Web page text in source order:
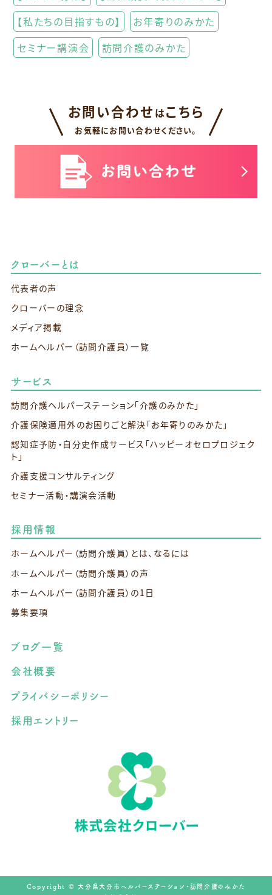
【私たちの目指すもの】
お年寄りのみかた
セミナー講演会
訪問介護のみかた
お問い合わせ はこちら
お気軽にお問い合わせください。
クローバーとは
代表者の声
クローバーの理念
メディア掲載
ホームヘルパー（訪問介護員）一覧
サービス
訪問介護ヘルパーステーション「介護のみかた」
介護保険適用外のお困りごと解決 「お年寄りのみかた」
認知症予防・自分史作成サービス 「ハッピーオセロプロジェク
ト」
介護支援コンサルティング
セミナー活動・講演会活動
採用情報
ホームヘルパー（訪問介護員）とは、なるには
ホームヘルパー（訪問介護員）の声
ホームヘルパー（訪問介護員）の1日
募集要項
ブログ一覧
会社概要
プライバシーポリシー
採用エントリー
Copyright © 大分県大分市ヘルパーステーション・訪問介護のみかた